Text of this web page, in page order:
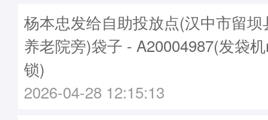
杨本忠发给自助投放点(汉中市留
养老院旁)袋子 - A20004987(发袋
锁)
2026-04-28 12:15:13